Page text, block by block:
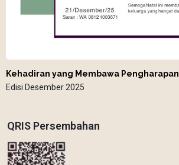
Kehadiran yang Membawa Pengharapan
Edisi Desember 2025
QRIS Persembahan